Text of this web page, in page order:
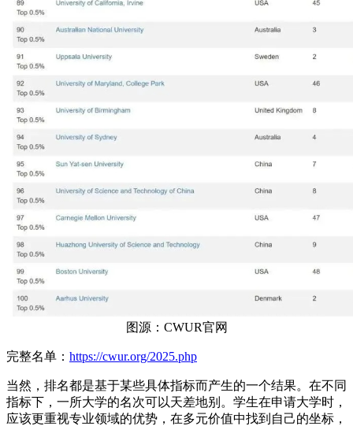
图源：CWUR官网
完整名单： https://cwur.org/2025.php
当然，排名都是基于某些具体指标而产生的一个结果。在不同
指标下，一所大学的名次可以天差地别。学生在申请大学时，
应该更重视专业领域的优势，在多元价值中找到自己的坐标，